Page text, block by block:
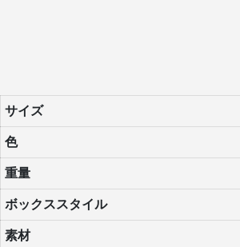
サイズ
色
重量
ボックススタイル
素材